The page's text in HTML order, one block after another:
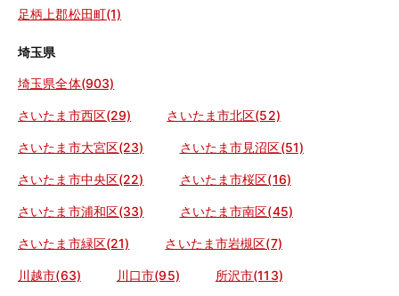
足柄上郡松田町(1)
埼玉県
埼玉県全体(903)
さいたま市西区(29) さいたま市北区(52)
さいたま市大宮区(23) さいたま市見沼区(51)
さいたま市中央区(22) さいたま市桜区(16)
さいたま市浦和区(33) さいたま市南区(45)
さいたま市緑区(21) さいたま市岩槻区(7)
川越市(63) 川口市(95) 所沢市(113)